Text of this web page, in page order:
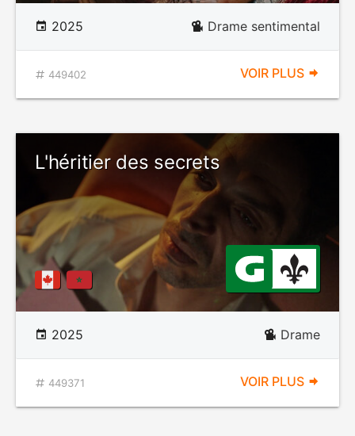
2025 Drame sentimental
449402 VOIR PLUS
L'héritier des secrets
2025 Drame
449371 VOIR PLUS